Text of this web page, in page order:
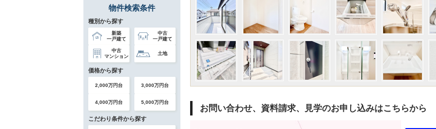
お問い合わせ、資料請求、見学のお申し込みはこちらから
物件検索条件
種別から探す
新築
一戸建て
中古
一戸建て
中古
マンション
土地
価格から探す
2,000万円台 3,000万円台
4,000万円台 5,000万円台
こだわり条件から探す